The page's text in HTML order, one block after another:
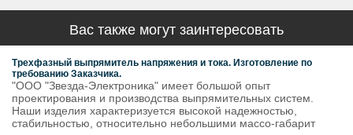
Вас также могут заинтересовать
Трехфазный выпрямитель напряжения и тока. Изготовление по
требованию Заказчика.
"ООО "Звезда-Электроника" имеет большой опыт
проектирования и производства выпрямительных систем.
Наши изделия характеризуется высокой надежностью,
стабильностью, относительно небольшими массо-габарит